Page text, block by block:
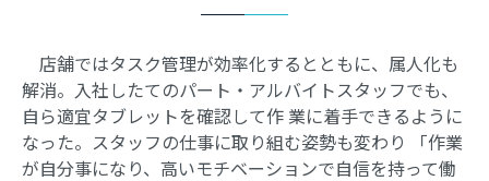
店舗ではタスク管理が効率化するとともに、属人化も
解消。入社したてのパート・アルバイトスタッフでも、
自ら適宜タブレットを確認して作 業に着手できるように
なった。スタッフの仕事に取り組む姿勢も変わり 「作業
が自分事になり、高いモチベーションで自信を持って働